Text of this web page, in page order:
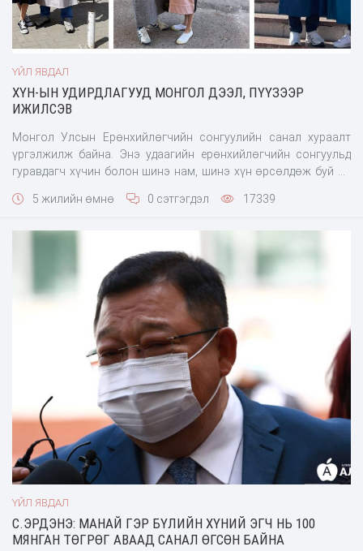
ҮЙЛ ЯВДАЛ
ХҮН-ЫН УДИРДЛАГУУД МОНГОЛ ДЭЭЛ, ПҮҮЗЭЭР
ИЖИЛСЭВ
Монгол Улсын Ерөнхийлөгчийн сонгуулийн санал хураалт
үргэлжилж байна. Энэ удаагийн ерөнхийлөгчийн сонгуульд
гуравдагч хүчин болон шинэ нам, шинэ хүн өрсөлдөж буй нь
өгөхөөр ирсэн ХҮН-ын удирдлагууд монгол дээл, пүүзээр
намын Удирдах зөвлөлийн дарга Б.Найдалаа, ерөнхий нарийн
5 жилийн өмнө 0 сэтгэгдэл 17339
ҮЙЛ ЯВДАЛ
С.ЭРДЭНЭ: МАНАЙ ГЭР БҮЛИЙН ХҮНИЙ ЭГЧ НЬ 100
МЯНГАН ТӨГРӨГ АВААД САНАЛ ӨГСӨН БАЙНА